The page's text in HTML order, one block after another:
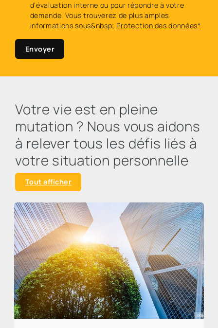
d'évaluation interne ou pour répondre à votre
demande. Vous trouverez de plus amples
informations sous&nbsp; Protection des données*
Envoyer
Votre vie est en pleine
mutation ? Nous vous aidons
à relever tous les défis liés à
votre situation personnelle
Tout afficher